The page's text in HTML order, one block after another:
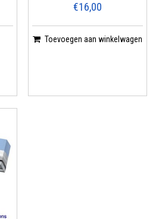
€16,00
Toevoegen aan winkelwagen